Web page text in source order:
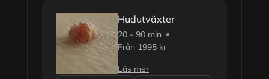
Hudutväxter
20 - 90 min
Från 1995 kr
Läs mer